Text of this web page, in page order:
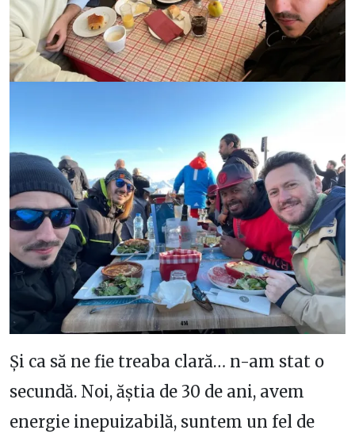
Și ca să ne fie treaba clară… n-am stat o
secundă. Noi, ăștia de 30 de ani, avem
energie inepuizabilă, suntem un fel de